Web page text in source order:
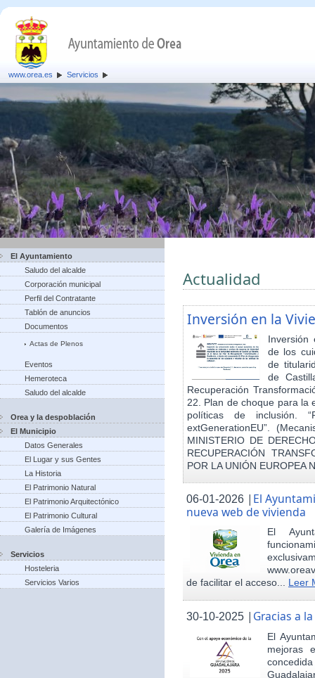
www.orea.es Servicios
El Ayuntamiento
Saludo del alcalde
Corporación municipal
Perfil del Contratante
Tablón de anuncios
Documentos
Actas de Plenos
Eventos
Hemeroteca
Saludo del alcalde
Orea y la despoblación
El Municipio
Datos Generales
El Lugar y sus Gentes
La Historia
El Patrimonio Natural
El Patrimonio Arquitectónico
El Patrimonio Cultural
Galería de Imágenes
Servicios
Hosteleria
Servicios Varios
Actualidad
Inversión en la
Inversión
de los
de
de
Recuperación
22. Plan de choque para la
políticas de inclusión.
extGenerationEU”.
MINISTERIO DE
RECUPERACIÓN
POR LA UNIÓN EUROPEA
06-01-2026 | El
nueva web de vivienda
El
de facilitar el acceso... Leer
30-10-2025 | Gracias a
El
mejoras